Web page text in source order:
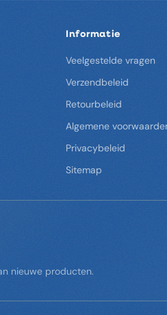
Informatie
Veelgestelde vragen
Verzendbeleid
Retourbeleid
Algemene
Privacybeleid
Sitemap
nieuwe producten.